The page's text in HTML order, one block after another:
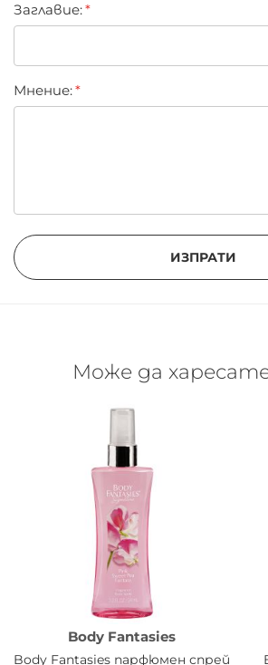
Морски аромат
Основа
Ветивер
Заглавиe:
Мнение:
ИЗПРАТИ
Може да
Body Fantasies
Body Fantasies парфюмен спрей